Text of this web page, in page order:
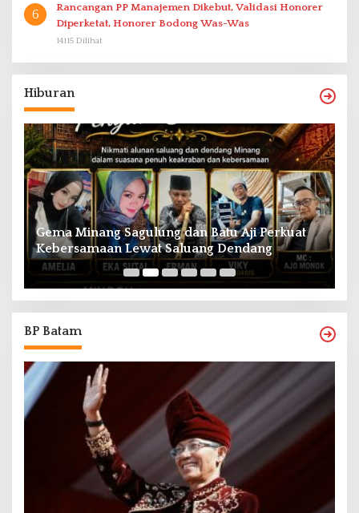
6
Rancangan PP Manajemen Dikebut, Validasi Honorer
Diperketat, Honorer Bodong Was-Was
14115 Dilihat
Hiburan
Gema Minang Sagulung dan Batu Aji Perkuat
Kebersamaan Lewat Saluang Dendang
Aktor
BP Batam